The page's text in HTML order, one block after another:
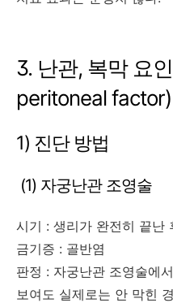
3. 난관, 복막 요
peritoneal factor)
1) 진단 방법
(1) 자궁난관 조영술
시기 : 생리가 완전히 끝난
금기증 : 골반염
판정 : 자궁난관 조영술에
보여도 실제로는 안 막힌